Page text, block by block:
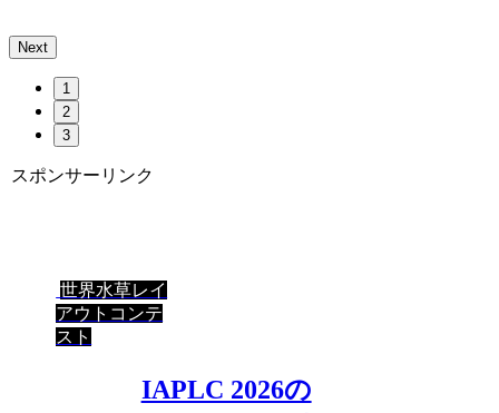
Next
1
2
3
スポンサーリンク
世界水草レイ
アウトコンテ
スト
IAPLC 2026の